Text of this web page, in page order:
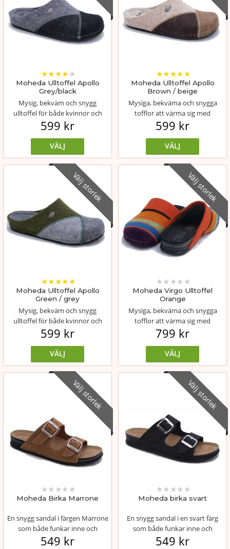
Moheda Ulltoffel Apollo
Grey/black
★★★★ ★
Mysig, bekväm och snygg
ulltoffel för både kvinnor och
män.
599 kr
VÄLJ
Moheda Ulltoffel Apollo
Brown / beige
★★★★★
Mysiga, bekväma och snygga
tofflor att värma sig med
inomhus. Ovande...
599 kr
VÄLJ
Välj storlek
Moheda Ulltoffel Apollo
Green / grey
★★★★★
Mysig, bekväm och snygg
ulltoffel för både kvinnor och
män.
599 kr
VÄLJ
Välj storlek
Moheda Virgo Ulltoffel
Orange
★★ ★★ ★
Mysiga, bekväma och snygga
tofflor att värma sig med
inomhus. Ovande...
799 kr
VÄLJ
Välj storlek
Moheda Birka Marrone
★★ ★★ ★
En snygg sandal i färgen Marrone
som både funkar inne och
utomhus
549 kr
Välj storlek
Moheda birka svart
★★ ★★ ★
En snygg sandal i en svart färg
som både funkar inne och
utomhus.
549 kr